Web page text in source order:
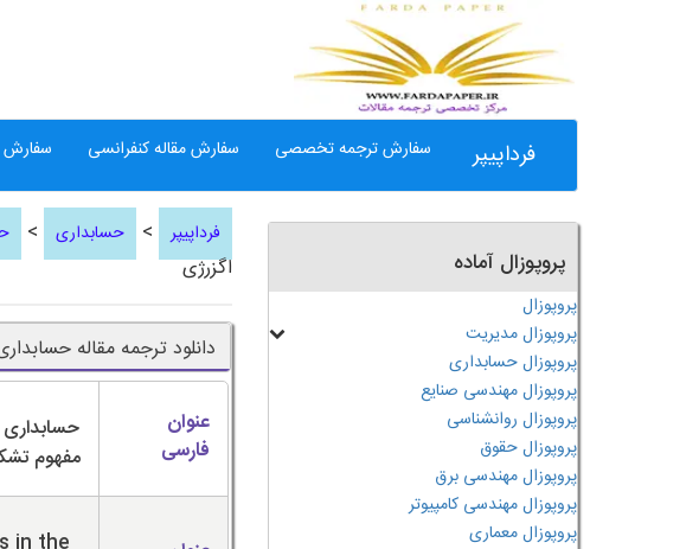
فرداپیپر سفارش ترجمه تخصصی سفارش مقاله کنفرانسی سفارش
فرداپیپر > حسابداری >
اگزرژی
دانلود ترجمه مقاله
عنوان
فارسی
حسابداری
مفهوم
پروپوزال آماده
پروپوزال
پروپوزال مدیریت
پروپوزال حسابداری
پروپوزال مهندسی صنایع
پروپوزال روانشناسی
پروپوزال حقوق
پروپوزال مهندسی برق
پروپوزال مهندسی کامپیوتر
پروپوزال معماری